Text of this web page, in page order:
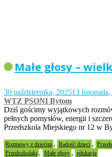
Małe głosy –
30 października, 202513
WTZ PSONI Bytom
Dziś gościmy wyjątkowych
pełnych pomysłów, energii i
Przedszkola Miejskiego nr 12 w
Rozmowy z dziećmi , Radość dzieci ,
Przedszkolaki , Małe głosy , edukacja